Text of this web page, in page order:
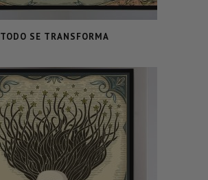
TODO SE TRANSFORMA